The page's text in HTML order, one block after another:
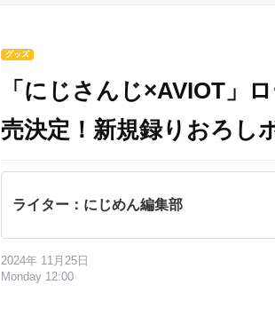
グッズ
「にじさんじ×AVIOT」
売決定！新規録りおろし
ライター：にじめん編集部
2024年 11月25日
Monday 12:00